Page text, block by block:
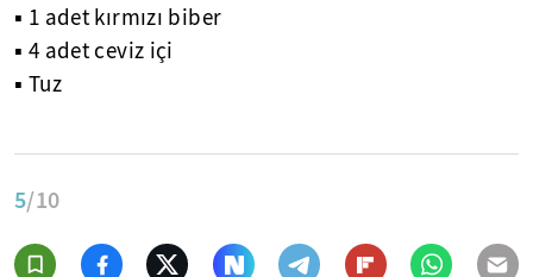
▪ 1 adet kırmızı biber
▪ 4 adet ceviz içi
▪ Tuz
5/10